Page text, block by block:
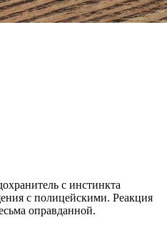
с инстинкта
с полицейскими. Реакция
оправданной.